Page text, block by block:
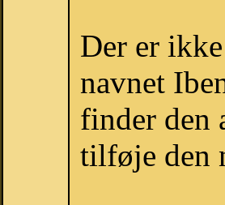
Der er
navnet
finder den
tilføje den